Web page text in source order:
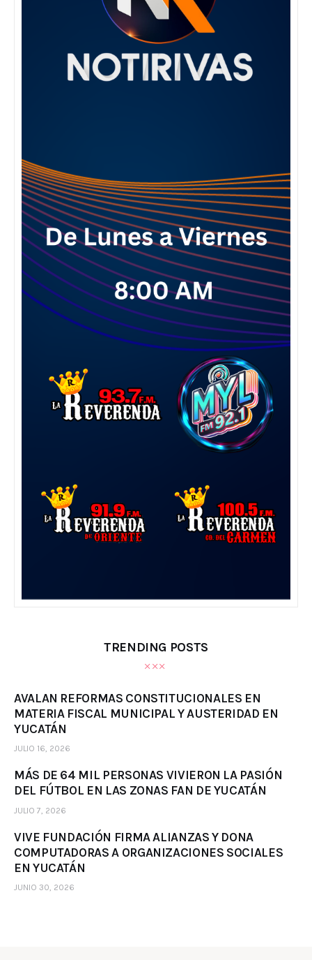
TRENDING POSTS
AVALAN REFORMAS CONSTITUCIONALES EN
MATERIA FISCAL MUNICIPAL Y AUSTERIDAD EN
YUCATÁN
JULIO 16, 2026
MÁS DE 64 MIL PERSONAS VIVIERON LA PASIÓN
DEL FÚTBOL EN LAS ZONAS FAN DE YUCATÁN
JULIO 7, 2026
VIVE FUNDACIÓN FIRMA ALIANZAS Y DONA
COMPUTADORAS A ORGANIZACIONES SOCIALES
EN YUCATÁN
JUNIO 30, 2026